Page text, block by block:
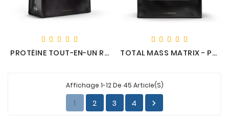
PROTÉINE TOUT-EN-UN RECOVERY - PROTEIN WORKS TOTAL MASS MATRIX - PROTEIN WORKS
Affichage 1-12 De 45 Article(s)
1 2 3 4 